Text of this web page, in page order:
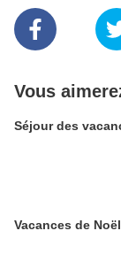
Vous
Séjour des
Vacances de